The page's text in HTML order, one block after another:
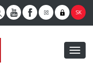
SK